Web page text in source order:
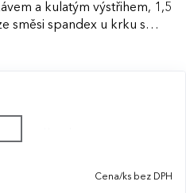
a kulatým výstřihem, 1,5
směsi spandex u krku s
straně, tubulární střih.
Cena/ks bez DPH